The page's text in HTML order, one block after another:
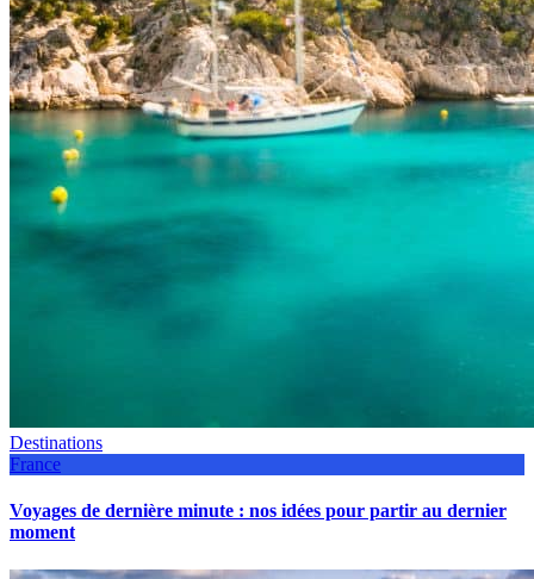
Destinations
France
Voyages de dernière minute : nos idées pour partir au dernier
moment